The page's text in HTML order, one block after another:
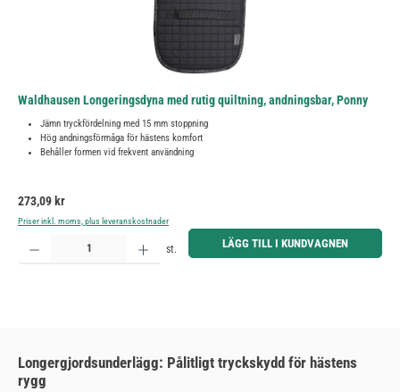
Waldhausen Longeringsdyna med rutig quiltning, andningsbar, Ponny
Jämn tryckfördelning med 15 mm stoppning
Hög andningsförmåga för hästens komfort
Behåller formen vid frekvent användning
Ordinarie pris:
273,09 kr
Priser inkl. moms, plus leveranskostnader
Produktkvantitet: Ange önskat belopp eller använd knapparna för att öka eller minska kvantiteten.
st. LÄGG TILL I KUNDVAGNEN
Longergjordsunderlägg: Pålitligt tryckskydd för hästens
rygg